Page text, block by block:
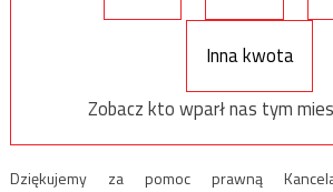
Inna kwota
Zobacz kto wparł nas tym
Dziękujemy za pomoc prawną